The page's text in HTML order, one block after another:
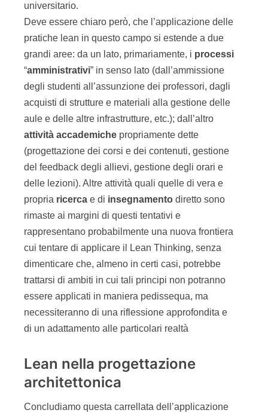
universitario.
Deve essere chiaro però, che l’applicazione delle
pratiche lean in questo campo si estende a due
grandi aree: da un lato, primariamente, i processi
“amministrativi” in senso lato (dall’ammissione
degli studenti all’assunzione dei professori, dagli
acquisti di strutture e materiali alla gestione delle
aule e delle altre infrastrutture, etc.); dall’altro
attività accademiche propriamente dette
(progettazione dei corsi e dei contenuti, gestione
del feedback degli allievi, gestione degli orari e
delle lezioni). Altre attività quali quelle di vera e
propria ricerca e di insegnamento diretto sono
rimaste ai margini di questi tentativi e
rappresentano probabilmente una nuova frontiera
cui tentare di applicare il Lean Thinking, senza
dimenticare che, almeno in certi casi, potrebbe
trattarsi di ambiti in cui tali principi non potranno
essere applicati in maniera pedissequa, ma
necessiteranno di una riflessione approfondita e
di un adattamento alle particolari realtà
Lean nella progettazione
architettonica
Concludiamo questa carrellata dell’applicazione